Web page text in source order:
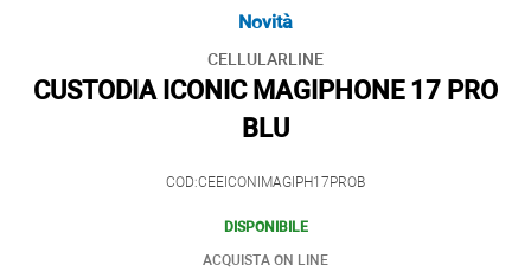
Novità
CELLULARLINE
CUSTODIA ICONIC MAGIPHONE 17 PRO
BLU
COD:CEEICONIMAGIPH17PROB
DISPONIBILE
ACQUISTA ON LINE